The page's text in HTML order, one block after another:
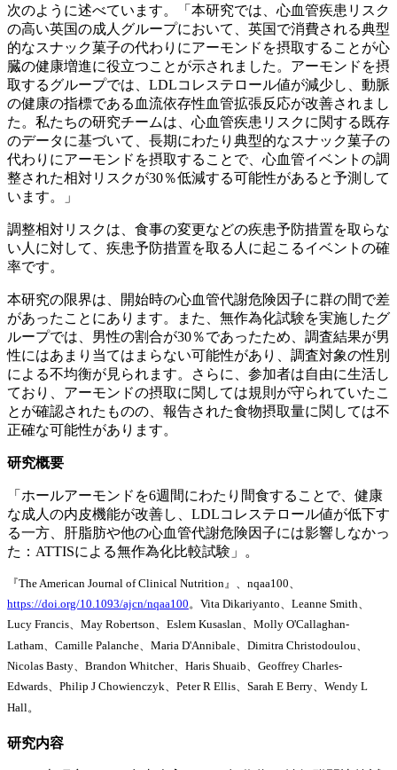
次のように述べています。「本研究では、心血管疾患リスク
の高い英国の成人グループにおいて、英国で消費される典型
的なスナック菓子の代わりにアーモンドを摂取することが心
臓の健康増進に役立つことが示されました。アーモンドを摂
取するグループでは、LDLコレステロール値が減少し、動脈
の健康の指標である血流依存性血管拡張反応が改善されまし
た。私たちの研究チームは、心血管疾患リスクに関する既存
のデータに基づいて、長期にわたり典型的なスナック菓子の
代わりにアーモンドを摂取することで、心血管イベントの調
整された相対リスクが30％低減する可能性があると予測して
います。」
調整相対リスクは、食事の変更などの疾患予防措置を取らな
い人に対して、疾患予防措置を取る人に起こるイベントの確
率です。
本研究の限界は、開始時の心血管代謝危険因子に群の間で差
があったことにあります。また、無作為化試験を実施したグ
ループでは、男性の割合が30％であったため、調査結果が男
性にはあまり当てはまらない可能性があり、調査対象の性別
による不均衡が見られます。さらに、参加者は自由に生活し
ており、アーモンドの摂取に関しては規則が守られていたこ
とが確認されたものの、報告された食物摂取量に関しては不
正確な可能性があります。
研究概要
「ホールアーモンドを6週間にわたり間食することで、健康
な成人の内皮機能が改善し、LDLコレステロール値が低下す
る一方、肝脂肪や他の心血管代謝危険因子には影響しなかっ
た：ATTISによる無作為化比較試験」。
『The American Journal of Clinical Nutrition』、nqaa100、
https://doi.org/10.1093/ajcn/nqaa100。Vita Dikariyanto、Leanne Smith、
Lucy Francis、May Robertson、Eslem Kusaslan、Molly O'Callaghan-
Latham、Camille Palanche、Maria D'Annibale、Dimitra Christodoulou、
Nicolas Basty、Brandon Whitcher、Haris Shuaib、Geoffrey Charles-
Edwards、Philip J Chowienczyk、Peter R Ellis、Sarah E Berry、Wendy L
Hall。
研究内容